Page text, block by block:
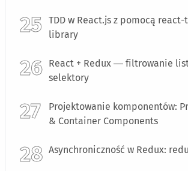
TDD w React.js z pomocą
library
React + Redux — filtrowanie
selektory
Projektowanie komponentów:
& Container Components
Asynchroniczność w Redux: